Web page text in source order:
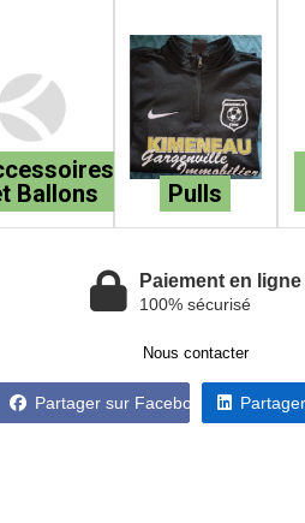
Ballons
Pulls
Paiement en ligne
100% sécurisé
Nous contacter
Partager sur Facebook